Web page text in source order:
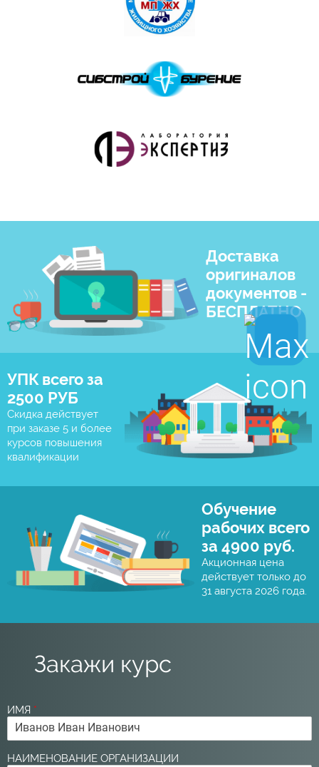
Доставка
оригиналов
документов -
БЕСПЛАТНО
УПК всего за
2500 РУБ
Скидка действует
при заказе 5 и более
курсов повышения
квалификации
Обучение
рабочих всего
за 4900 руб.
Акционная цена
действует только до
31 августа 2026 года.
Закажи курс
ИМЯ *
НАИМЕНОВАНИЕ ОРГАНИЗАЦИИ